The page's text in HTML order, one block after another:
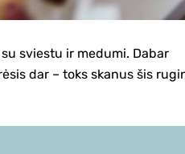
sviestu ir medumi. Dabar
dar – toks skanus šis